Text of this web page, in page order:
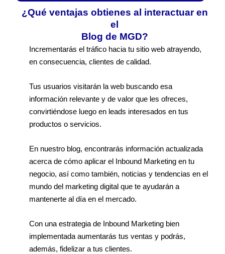
¿Qué ventajas obtienes al interactuar en
el
Blog de MGD?
Incrementarás el tráfico hacia tu sitio web atrayendo,
en consecuencia, clientes de calidad.
Tus usuarios visitarán la web buscando esa
información relevante y de valor que les ofreces,
convirtiéndose luego en leads interesados en tus
productos o servicios.
En nuestro blog, encontrarás información actualizada
acerca de cómo aplicar el Inbound Marketing en tu
negocio, así como también, noticias y tendencias en el
mundo del marketing digital que te ayudarán a
mantenerte al día en el mercado.
Con una estrategia de Inbound Marketing bien
implementada aumentarás tus ventas y podrás,
además, fidelizar a tus clientes.